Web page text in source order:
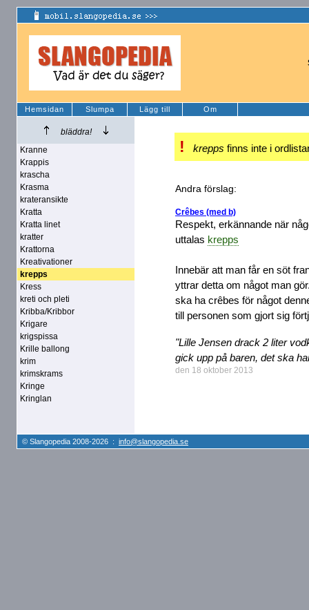
Hemsidan Slumpa Lägg till Om
bläddra!
Kranne
Krappis
krascha
Krasma
krateransikte
Kratta
Kratta linet
kratter
Krattorna
Kreativationer
krepps
Kress
kreti och pleti
Kribba/Kribbor
Krigare
krigspissa
Krille ballong
krim
krimskrams
Kringe
Kringlan
! krepps finns inte i
Andra förslag:
Crêbes (med b)
Respekt, erkännande när
uttalas krepps
Innebär att man får en söt
yttrar detta om något man
ska ha crêbes för något
till personen som gjort sig
"Lille Jensen drack 2 liter
gick upp på baren, det ska
den 18 oktober 2013
© Slangopedia 2008-2026 : info@slangopedia.se